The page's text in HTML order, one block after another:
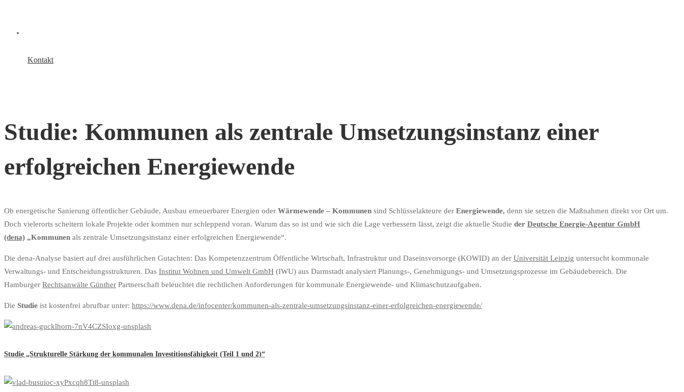
Kontakt
Studie: Kommunen als zentrale Umsetzungsinstanz einer
erfolgreichen Energiewende
Ob energetische Sanierung öffentlicher Gebäude, Ausbau erneuerbarer Energien oder Wärmewende – Kommunen sind Schlüsselakteure der Energiewende, denn sie setzen die Maßnahmen direkt vor Ort um.
Doch vielerorts scheitern lokale Projekte oder kommen nur schleppend voran. Warum das so ist und wie sich die Lage verbessern lässt, zeigt die aktuelle Studie der Deutsche Energie-Agentur GmbH
(dena) „Kommunen als zentrale Umsetzungsinstanz einer erfolgreichen Energiewende“.
Die dena-Analyse basiert auf drei ausführlichen Gutachten: Das Kompetenzzentrum Öffentliche Wirtschaft, Infrastruktur und Daseinsvorsorge (KOWID) an der Universität Leipzig untersucht kommunale
Verwaltungs- und Entscheidungsstrukturen. Das Institut Wohnen und Umwelt GmbH (IWU) aus Darmstadt analysiert Planungs-, Genehmigungs- und Umsetzungsprozesse im Gebäudebereich. Die
Hamburger Rechtsanwälte Günther Partnerschaft beleuchtet die rechtlichen Anforderungen für kommunale Energiewende- und Klimaschutzaufgaben.
Die Studie ist kostenfrei abrufbar unter: https://www.dena.de/infocenter/kommunen-als-zentrale-umsetzungsinstanz-einer-erfolgreichen-energiewende/
Studie „Strukturelle Stärkung der kommunalen Investitionsfähigkeit (Teil 1 und 2)“